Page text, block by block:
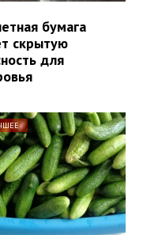
бумага
скрытую
для